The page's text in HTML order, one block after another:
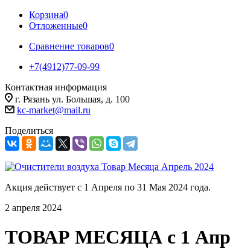
Корзина0
Отложенные0
Сравнение товаров0
+7(4912)77-09-99
Контактная информация
г. Рязань ул. Большая, д. 100
kc-market@mail.ru
Поделиться
Акция действует с 1 Апреля по 31 Мая 2024 года.
2 апреля 2024
ТОВАР МЕСЯЦА с 1